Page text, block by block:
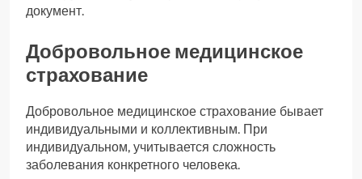
документ.
Добровольное медицинское
страхование
Добровольное медицинское страхование бывает
индивидуальными и коллективным. При
индивидуальном, учитывается сложность
заболевания конкретного человека.